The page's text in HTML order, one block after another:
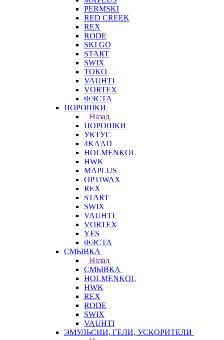
PERMSKI
RED CREEK
REX
RODE
SKI GO
START
SWIX
TOKO
VAUHTI
VORTEX
ФЭСТА
ПОРОШКИ
Назад
ПОРОШКИ
УКТУС
4KAAD
HOLMENKOL
HWK
MAPLUS
OPTIWAX
REX
START
SWIX
VAUHTI
VORTEX
YES
ФЭСТА
СМЫВКА
Назад
СМЫВКА
HOLMENKOL
HWK
REX
RODE
SWIX
VAUHTI
ЭМУЛЬСИИ, ГЕЛИ, УСКОРИТЕЛИ